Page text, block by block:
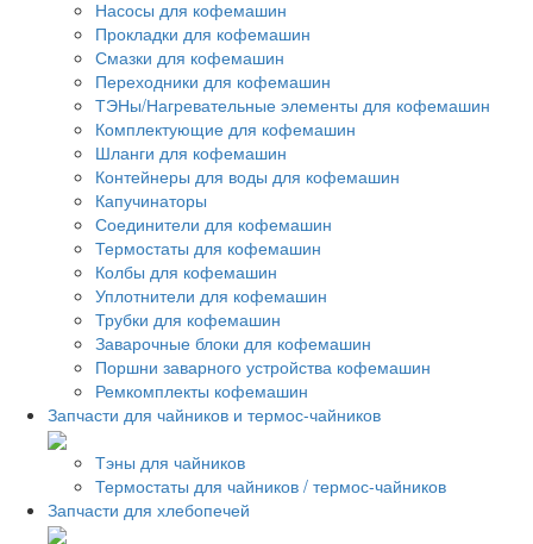
Насосы для кофемашин
Прокладки для кофемашин
Смазки для кофемашин
Переходники для кофемашин
ТЭНы/Нагревательные элементы для кофемашин
Комплектующие для кофемашин
Шланги для кофемашин
Контейнеры для воды для кофемашин
Капучинаторы
Соединители для кофемашин
Термостаты для кофемашин
Колбы для кофемашин
Уплотнители для кофемашин
Трубки для кофемашин
Заварочные блоки для кофемашин
Поршни заварного устройства кофемашин
Ремкомплекты кофемашин
Запчасти для чайников и термос-чайников
Тэны для чайников
Термостаты для чайников / термос-чайников
Запчасти для хлебопечей